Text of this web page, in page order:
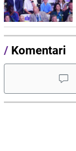
/ Komentari